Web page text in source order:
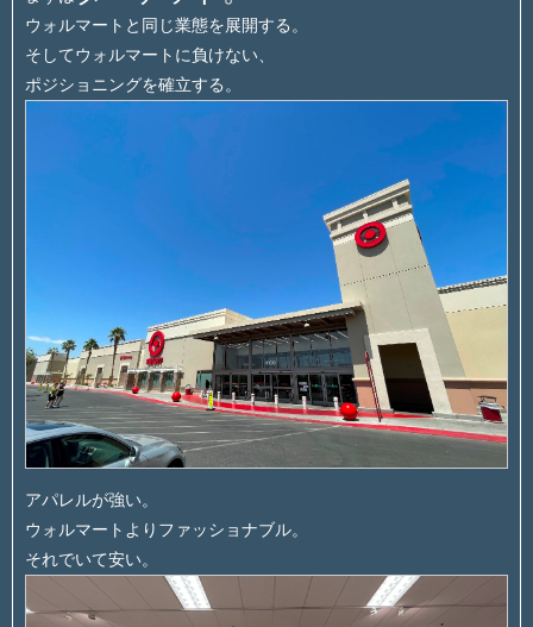
ウォルマートと同じ業態を展開する。
そしてウォルマートに負けない、
ポジショニングを確立する。
アパレルが強い。
ウォルマートよりファッショナブル。
それでいて安い。